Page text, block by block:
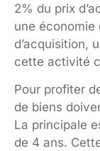
2% du prix
une économie
d’acquisition,
cette activité
Pour profiter
de biens
La principale
de 4 ans.